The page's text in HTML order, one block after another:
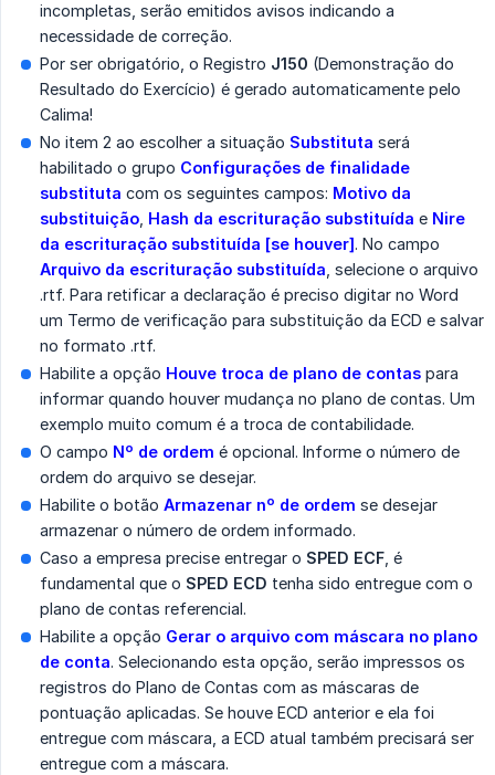
incompletas, serão emitidos avisos indicando a
necessidade de correção.
Por ser obrigatório, o Registro J150 (Demonstração do
Resultado do Exercício) é gerado automaticamente pelo
Calima!
No item 2 ao escolher a situação Substituta será
habilitado o grupo Configurações de finalidade
substituta com os seguintes campos: Motivo da
substituição Hash da escrituração substituída e Nire
da escrituração substituída [se houver]. No campo
Arquivo da escrituração substituída , selecione o arquivo
.rtf. Para retificar a declaração é preciso digitar no Word
um Termo de verificação para substituição da ECD e salvar
no formato .rtf.
Habilite a opção Houve troca de plano de contas para
informar quando houver mudança no plano de contas. Um
exemplo muito comum é a troca de contabilidade.
O campo Nº de ordem é opcional. Informe o número de
ordem do arquivo se desejar.
Habilite o botão Armazenar nº de ordem se desejar
armazenar o número de ordem informado.
Caso a empresa precise entregar o SPED ECF , é
fundamental que o SPED ECD tenha sido entregue com o
plano de contas referencial.
Habilite a opção Gerar o arquivo com máscara no plano
de conta. Selecionando esta opção, serão impressos os
registros do Plano de Contas com as máscaras de
pontuação aplicadas. Se houve ECD anterior e ela foi
entregue com máscara, a ECD atual também precisará ser
entregue com a máscara.